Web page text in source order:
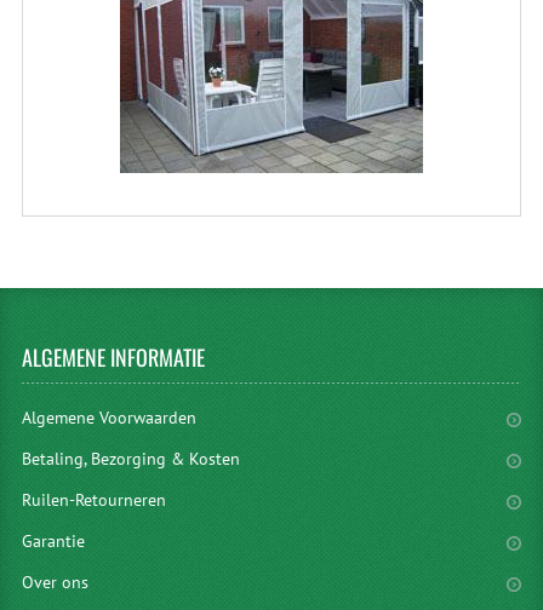
ALGEMENEINFORMATIE
Algemene Voorwaarden
Betaling, Bezorging & Kosten
Ruilen-Retourneren
Garantie
Over ons